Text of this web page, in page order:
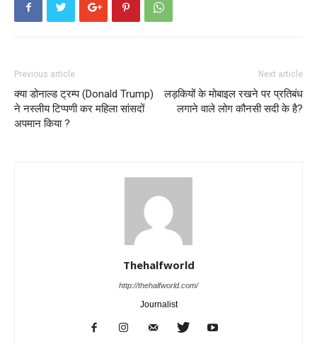
Previous article
क्या डोनाल्ड ट्रम्प (Donald Trump)
ने नस्लीय टिप्पणी कर महिला सांसदों
अपमान किया ?
Next article
लड़कियों के मोबाइल रखने पर प्रतिबंध
लगाने वाले लोग कौनसी सदी के है?
Thehalfworld
http://thehalfworld.com/
Journalist